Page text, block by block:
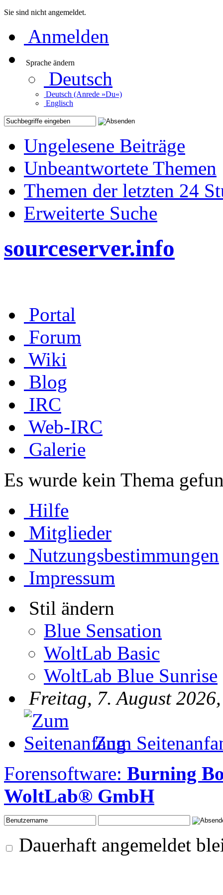
Sie sind nicht angemeldet.
Anmelden
Sprache ändern
Deutsch
Deutsch (Anrede »Du«)
Englisch
Ungelesene Beiträge
Unbeantwortete Themen
Themen der letzten 24
Erweiterte Suche
sourceserver.info
Portal
Forum
Wiki
Blog
IRC
Web-IRC
Galerie
Es wurde kein Thema
Hilfe
Mitglieder
Nutzungsbestimmungen
Impressum
Stil ändern
Blue Sensation
WoltLab Basic
WoltLab Blue Sunrise
Freitag, 7. August
Zum
Forensoftware: Burning
WoltLab® GmbH
Dauerhaft angemeldet